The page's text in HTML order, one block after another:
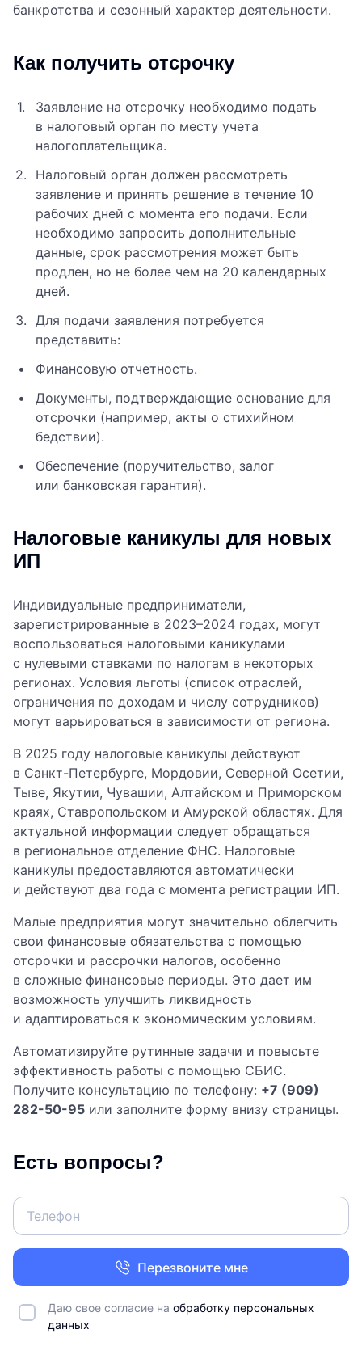
банкротства и сезонный характер деятельности.
Как получить отсрочку
Заявление на отсрочку необходимо подать
в налоговый орган по месту учета
налогоплательщика.
Налоговый орган должен рассмотреть
заявление и принять решение в течение 10
рабочих дней с момента его подачи. Если
необходимо запросить дополнительные
данные, срок рассмотрения может быть
продлен, но не более чем на 20 календарных
дней.
Для подачи заявления потребуется
представить:
Финансовую отчетность.
Документы, подтверждающие основание для
отсрочки (например, акты о стихийном
бедствии).
Обеспечение (поручительство, залог
или банковская гарантия).
Налоговые каникулы для новых
ИП
Индивидуальные предприниматели,
зарегистрированные в 2023–2024 годах, могут
воспользоваться налоговыми каникулами
с нулевыми ставками по налогам в некоторых
регионах. Условия льготы (список отраслей,
ограничения по доходам и числу сотрудников)
могут варьироваться в зависимости от региона.
В 2025 году налоговые каникулы действуют
в Санкт-Петербурге, Мордовии, Северной Осетии,
Тыве, Якутии, Чувашии, Алтайском и Приморском
краях, Ставропольском и Амурской областях. Для
актуальной информации следует обращаться
в региональное отделение ФНС. Налоговые
каникулы предоставляются автоматически
и действуют два года с момента регистрации ИП.
Малые предприятия могут значительно облегчить
свои финансовые обязательства с помощью
отсрочки и рассрочки налогов, особенно
в сложные финансовые периоды. Это дает им
возможность улучшить ликвидность
и адаптироваться к экономическим условиям.
Автоматизируйте рутинные задачи и повысьте
эффективность работы с помощью СБИС.
Получите консультацию по телефону: +7 (909)
282-50-95 или заполните форму внизу страницы.
Есть вопросы?
Перезвоните мне
Даю свое согласие на обработку персональных
данных